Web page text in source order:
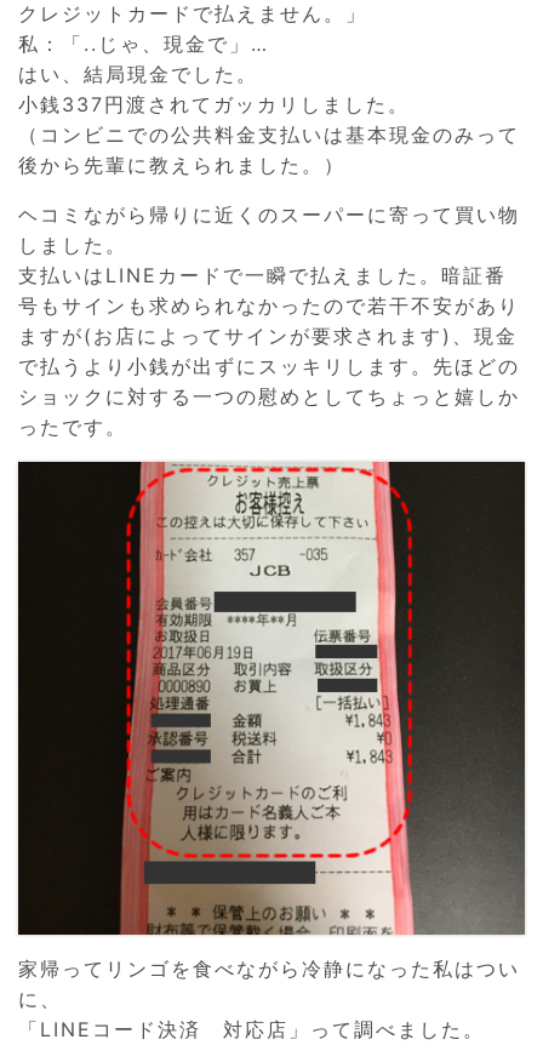
クレジットカードで払えません。」
私：「..じゃ、現金で」…
はい、結局現金でした。
小銭337円渡されてガッカリしました。
（コンビニでの公共料金支払いは基本現金のみって
後から先輩に教えられました。）
ヘコミながら帰りに近くのスーパーに寄って買い物
しました。
支払いはLINEカードで一瞬で払えました。暗証番
号もサインも求められなかったので若干不安があり
ますが(お店によってサインが要求されます)、現金
で払うより小銭が出ずにスッキリします。先ほどの
ショックに対する一つの慰めとしてちょっと嬉しか
ったです。
家帰ってリンゴを食べながら冷静になった私はつい
に、
「LINEコード決済 対応店」って調べました。